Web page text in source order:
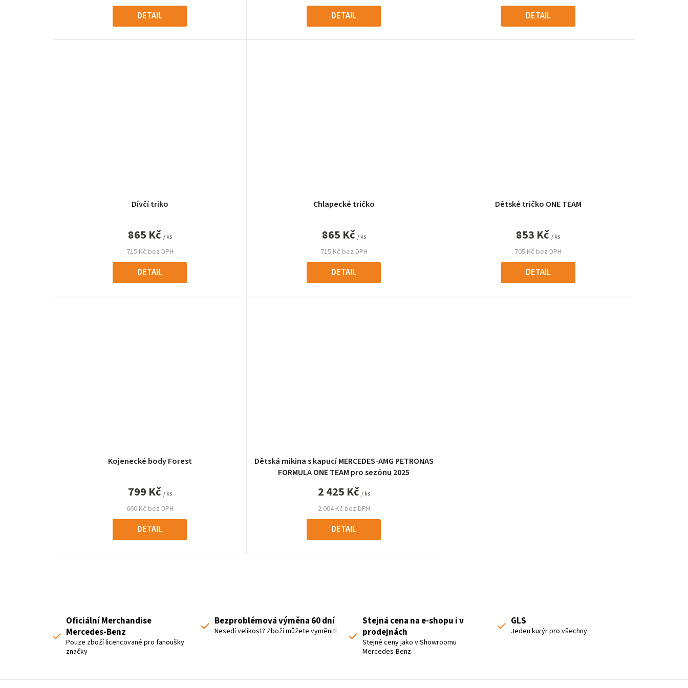
ů
ů
DETAIL DETAIL DETAIL
Dívčí triko
715 Kč bez DPH
865 Kč / ks
DETAIL
Chlapecké tričko
715 Kč bez DPH
865 Kč / ks
DETAIL
Dětské tričko ONE TEAM
705 Kč bez DPH
853 Kč/ ks
DETAIL
Kojenecké body Forest
660 Kč bez DPH
799 Kč / ks
DETAIL
Dětská mikina s kapucí MERCEDES-AMG PETRONAS
FORMULA ONE TEAM pro sezónu 2025
2 004 Kč bez DPH
2 425 Kč / ks
DETAIL
a
Oficiální Merchandise
Mercedes-Benz
Pouze zboží licencované pro fanoušky
značky
Bezproblémová výměna 60 dní
Nesedí velikost? Zboží můžete vyměnit!
Stejná cena na e-shopu i v
prodejnách
Stejné ceny jako v Showroomu
Mercedes-Benz
GLS
Jeden kurýr pro všechny